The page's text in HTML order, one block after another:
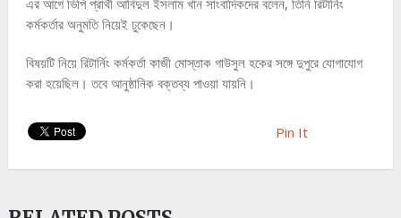
কর্মকর্তার অনুমতি নিয়েই ঢুকেছেন।
বিষয়টি নিয়ে রিটার্নিং কর্মকর্তা কাজী মোস্তাক গাউসুল হকের সঙ্গে দুপুরে যোগাযোগ
করা হয়েছিল। তবে আনুষ্ঠানিক বক্তব্য পাওয়া যায়নি।
Pin It